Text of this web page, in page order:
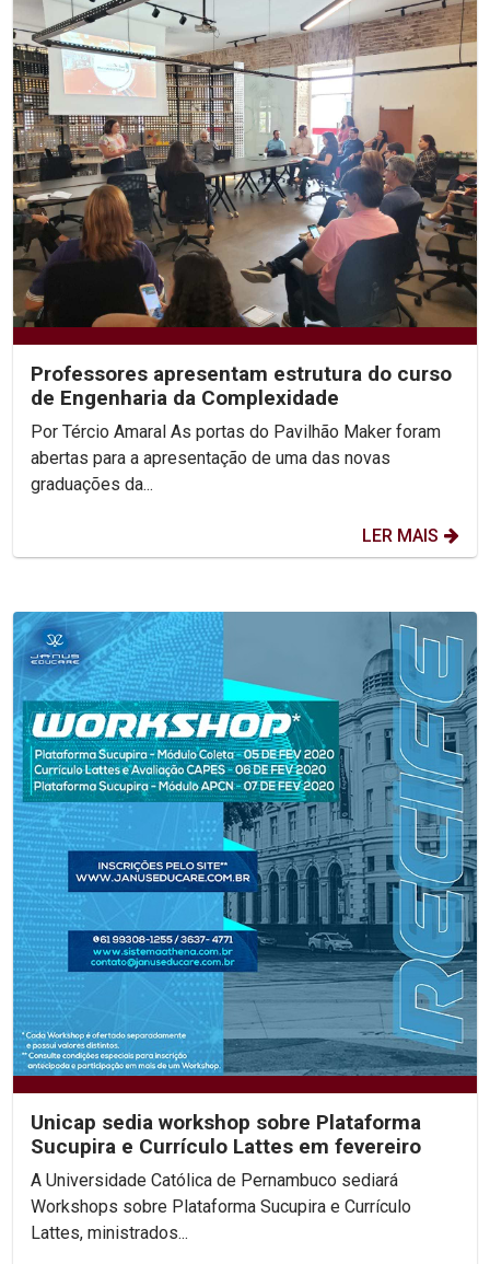
Professores apresentam estrutura do curso
de Engenharia da Complexidade
Por Tércio Amaral As portas do Pavilhão Maker foram
abertas para a apresentação de uma das novas
graduações da...
LER MAIS
Unicap sedia workshop sobre Plataforma
Sucupira e Currículo Lattes em fevereiro
A Universidade Católica de Pernambuco sediará
Workshops sobre Plataforma Sucupira e Currículo
Lattes, ministrados...